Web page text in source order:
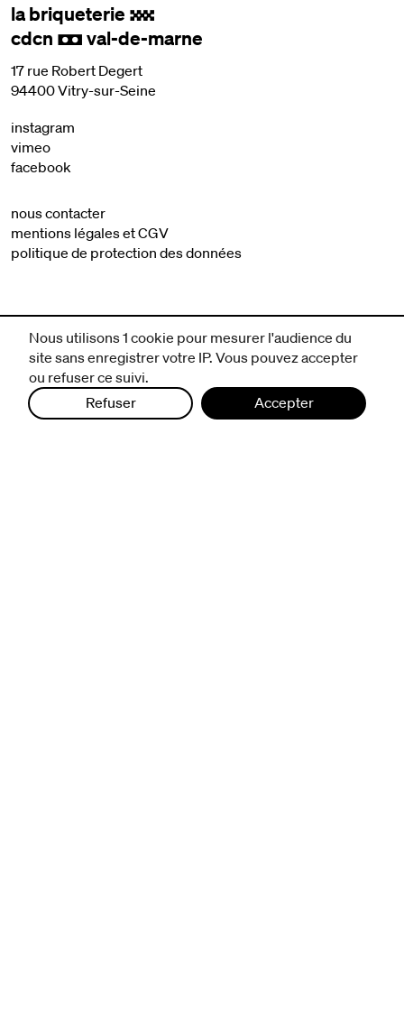
la briqueterie .
cdcn , val-de-marne
17 rue Robert Degert
94400 Vitry-sur-Seine
instagram
vimeo
facebook
nous contacter
mentions légales et CGV
politique de protection des données
Nous utilisons 1 cookie pour mesurer l'audience du
site sans enregistrer votre IP. Vous pouvez accepter
ou refuser ce suivi.
Refuser
Accepter